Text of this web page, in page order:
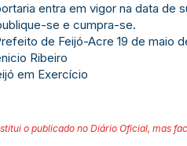
entra em vigor na data de
se e cumpra-se.
de Feijó-Acre 19 de maio
Ribeiro
em Exercício
o publicado no Diário Oficial, mas